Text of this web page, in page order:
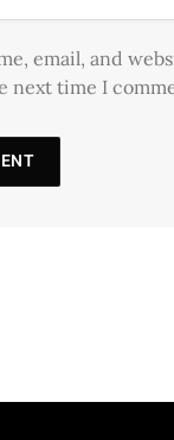
email, and
next time I